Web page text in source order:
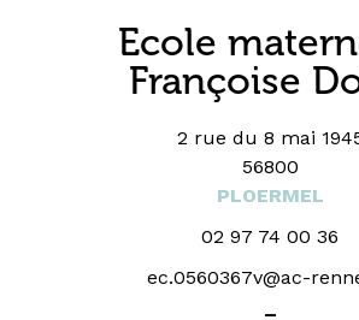
Ecole
Françoise
2 rue du 8 mai
56800
PLOERMEL
02 97 74 00 36
ec.0560367v@ac-